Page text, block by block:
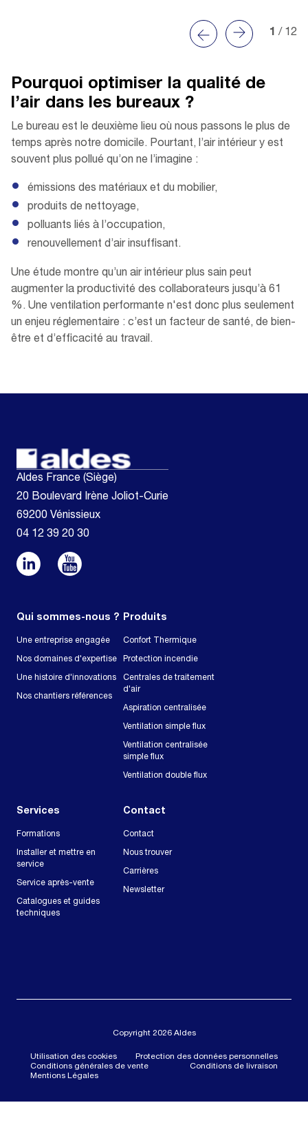
1 / 12
Pourquoi optimiser la qualité de
l’air dans les bureaux ?
Le bureau est le deuxième lieu où nous passons le plus de
temps après notre domicile. Pourtant, l’air intérieur y est
souvent plus pollué qu’on ne l’imagine :
émissions des matériaux et du mobilier,
produits de nettoyage,
polluants liés à l’occupation,
renouvellement d’air insuffisant.
Une étude montre qu’un air intérieur plus sain peut
augmenter la productivité des collaborateurs jusqu’à 61
%. Une ventilation performante n'est donc plus seulement
un enjeu réglementaire : c’est un facteur de santé, de bien-
être et d’efficacité au travail.
Aldes France (Siège)
20 Boulevard Irène Joliot-Curie
69200 Vénissieux
04 12 39 20 30
Qui sommes-nous ?
Une entreprise engagée
Nos domaines d'expertise
Une histoire d'innovations
Nos chantiers références
Produits
Confort Thermique
Protection incendie
Centrales de traitement
d'air
Aspiration centralisée
Ventilation simple flux
Ventilation centralisée
simple flux
Ventilation double flux
Services
Formations
Installer et mettre en
service
Service après-vente
Catalogues et guides
techniques
Contact
Contact
Nous trouver
Carrières
Newsletter
Copyright 2026 Aldes
Utilisation des cookies
Protection des données personnelles
Conditions générales de vente
Conditions de livraison
Mentions Légales